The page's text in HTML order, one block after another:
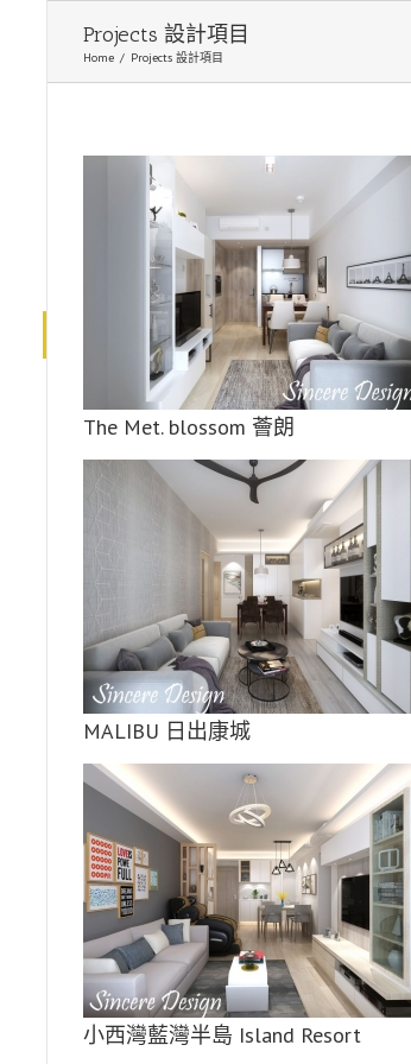
Projects 設計項目
Home / Projects 設計項目
The Met. blossom 薈朗
清水灣8號
MALIBU 日出康城
柏景灣 Park Avenue
小西灣藍灣半島 Island Resort
大埔康樂園 Hong Lok Yuen